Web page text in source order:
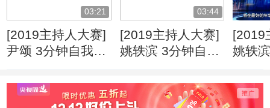
03:21
[2019主持人大赛]
尹颂 3分钟自我展
03:44
[2019主持人大赛]
姚轶滨 3分钟自我
[2019
姚轶
到台前